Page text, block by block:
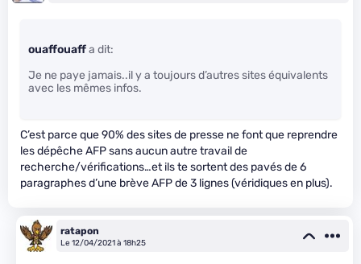
ouaffouaffa dit:
Je ne paye jamais..il y a toujours d’autres sites équivalents
avec les mêmes infos.
C’est parce que 90% des sites de presse ne font que reprendre
les dépêche AFP sans aucun autre travail de
recherche/vérifications…et ils te sortent des pavés de 6
paragraphes d’une brève AFP de 3 lignes (véridiques en plus).
ratapon
Le 12/04/2021 à 18h25